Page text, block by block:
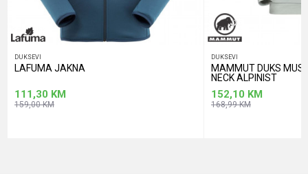
DUKSEVI
LAFUMA JAKNA
111,30 KM
159,00KM
DUKSEVI
MAMMUT DUKS
NECK ALPINIST
152,10 KM
168,99KM